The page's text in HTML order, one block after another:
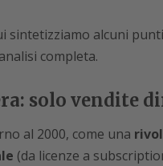
sintetizziamo alcuni
completa.
solo vendite
al 2000, come una
(da licenze a